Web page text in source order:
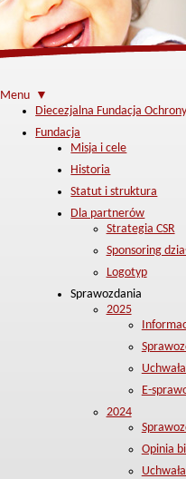
Menu ▼
Diecezjalna Fundacja
Fundacja
Misja i cele
Historia
Statut i struktura
Dla partnerów
Strategia CSR
Sponsoring
Logotyp
Sprawozdania
2025
E-
2024
Opinia